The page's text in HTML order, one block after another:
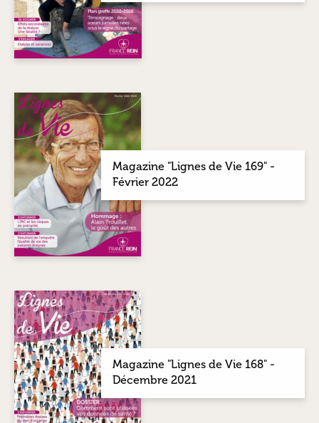
Magazine "Lignes de Vie 169" -
Février 2022
Magazine "Lignes de Vie 168" -
Décembre 2021